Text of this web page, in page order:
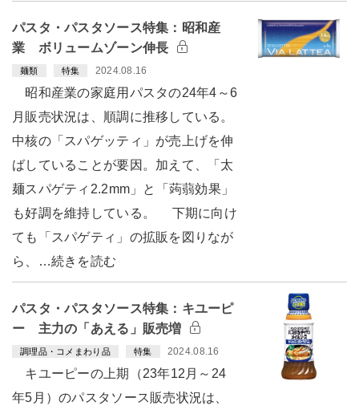
パスタ・パスタソース特集：昭和産
業 ボリュームゾーン伸長
麺類 特集 2024.08.16
昭和産業の家庭用パスタの24年4～6
月販売状況は、順調に推移している。
中核の「スパゲッティ」が売上げを伸
ばしていることが要因。加えて、「太
麺スパゲティ2.2mm」と「蒟蒻効果」
も好調を維持している。 下期に向け
ても「スパゲティ」の拡販を図りなが
ら、…続きを読む
パスタ・パスタソース特集：キユーピ
ー 主力の「あえる」販売増
調理品・コメまわり品 特集 2024.08.16
キユーピーの上期（23年12月～24
年5月）のパスタソース販売状況は、